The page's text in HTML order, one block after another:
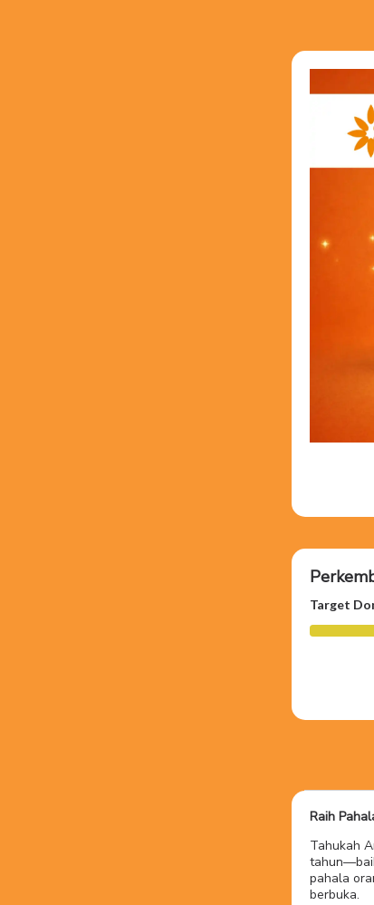
Target
Raih
Tahukah
pahala
berbuka.